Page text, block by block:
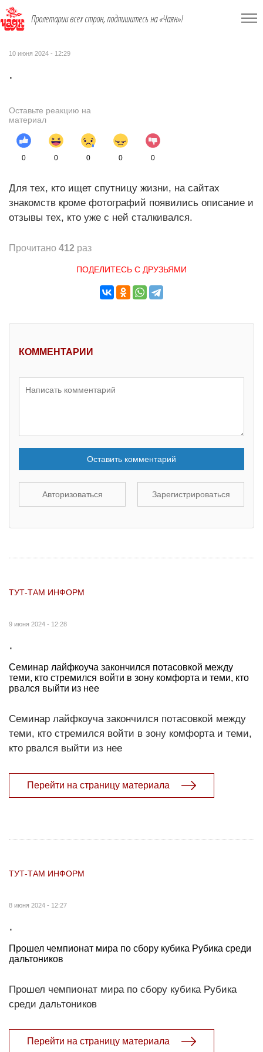
Пролетарии всех стран, подпишитесь на «Чаян»!
10 июня 2024 - 12:29
.
Оставьте реакцию на
материал
0 0 0 0 0
Для тех, кто ищет спутницу жизни, на сайтах
знакомств кроме фотографий появились описание и
отзывы тех, кто уже с ней сталкивался.
Прочитано 412 раз
ПОДЕЛИТЕСЬ С ДРУЗЬЯМИ
КОММЕНТАРИИ
Оставить комментарий
Авторизоваться Зарегистрироваться
ТУТ-ТАМ ИНФОРМ
9 июня 2024 - 12:28
.
Семинар лайфкоуча закончился потасовкой между
теми, кто стремился войти в зону комфорта и теми, кто
рвался выйти из нее
Семинар лайфкоуча закончился потасовкой между
теми, кто стремился войти в зону комфорта и теми,
кто рвался выйти из нее
Перейти на страницу материала
ТУТ-ТАМ ИНФОРМ
8 июня 2024 - 12:27
.
Прошел чемпионат мира по сбору кубика Рубика среди
дальтоников
Прошел чемпионат мира по сбору кубика Рубика
среди дальтоников
Перейти на страницу материала